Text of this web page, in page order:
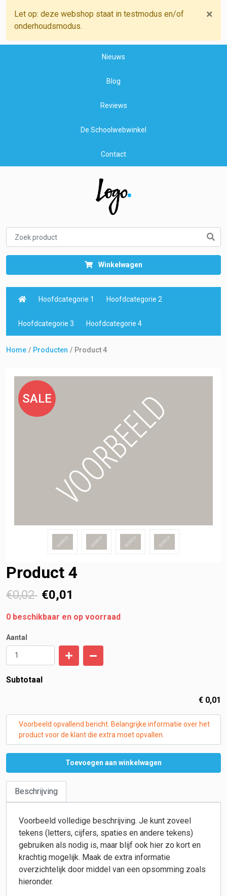
×
Let op: deze webshop staat in testmodus en/of
onderhoudsmodus.
Nieuws
Blog
Reviews
De Schoolwebwinkel
Contact
Winkelwagen
Hoofdcategorie 1 Hoofdcategorie 2
Hoofdcategorie 3 Hoofdcategorie 4
Home Producten Product 4
SALE
Product 4
€0,02 €0,01
0 beschikbaar en op voorraad
Aantal
Subtotaal
€ 0,01
Voorbeeld opvallend bericht. Belangrijke informatie over het
product voor de klant die extra moet opvallen.
Toevoegen aan winkelwagen
Beschrijving
Voorbeeld volledige beschrijving. Je kunt zoveel
tekens (letters, cijfers, spaties en andere tekens)
gebruiken als nodig is, maar blijf ook hier zo kort en
krachtig mogelijk. Maak de extra informatie
overzichtelijk door middel van een opsomming zoals
hieronder.